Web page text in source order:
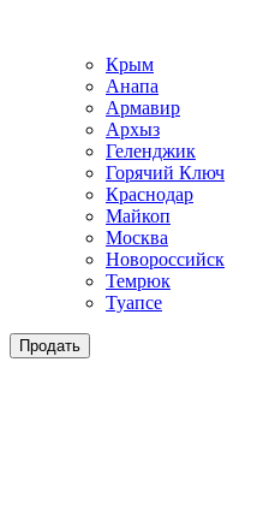
Крым
Анапа
Армавир
Архыз
Геленджик
Горячий Ключ
Краснодар
Майкоп
Москва
Новороссийск
Темрюк
Туапсе
Продать